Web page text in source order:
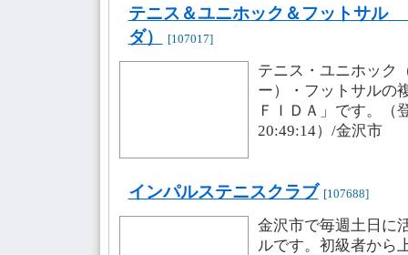
テニス＆ユニホック＆フットサル
ダ）
[107017]
テニス・ユニホック
ー）・フットサルの
ＦＩＤＡ」です。（
20:49:14）/金沢市
インパルステニスクラブ [107688]
金沢市で毎週土日に
ルです。初級者から